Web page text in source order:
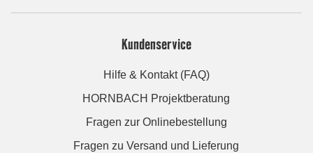
Kundenservice
Hilfe & Kontakt (FAQ)
HORNBACH Projektberatung
Fragen zur Onlinebestellung
Fragen zu Versand und Lieferung